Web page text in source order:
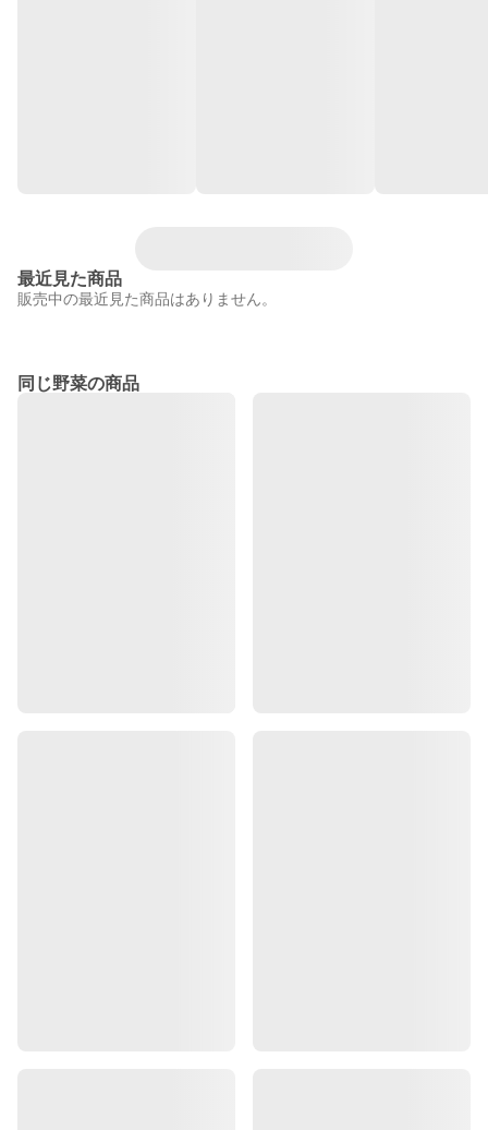
最近見た商品
販売中の最近見た商品はありません。
同じ野菜の商品